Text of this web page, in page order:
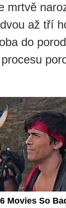
mrtvě
až tří
do